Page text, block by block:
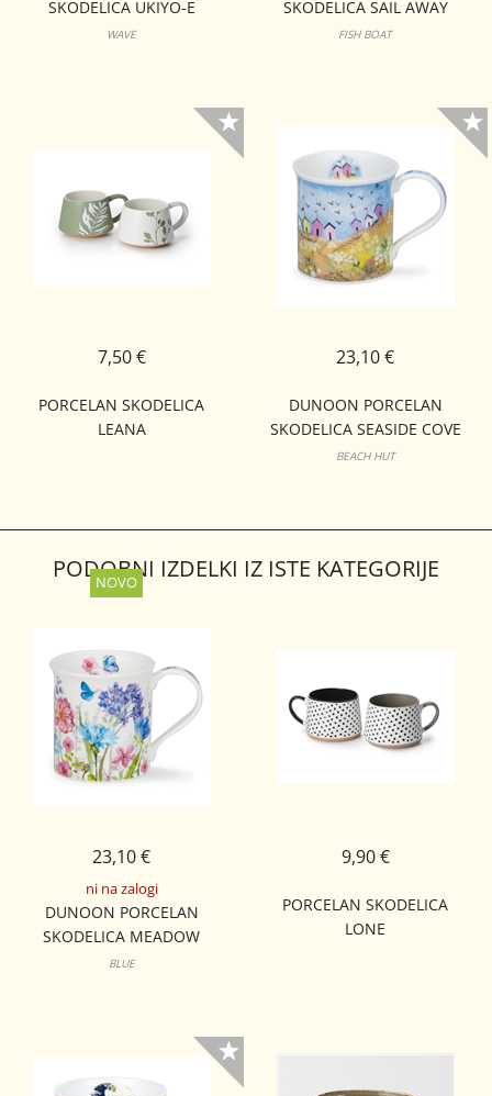
SKODELICA UKIYO-E
LOMOND
WAVE
SKODELICA SAIL AWAY
ORKNEY
FISH BOAT
PORCELAN SKODELICA
LEANA
7,50 €
DUNOON PORCELAN
SKODELICA SEASIDE COVE
BUTE
BEACH HUT
23,10 €
PODOBNI IZDELKI IZ ISTE KATEGORIJE
ni na zalogi
DUNOON PORCELAN
SKODELICA MEADOW
BREEZE BUTE
BLUE
23,10 €
PORCELAN SKODELICA
LONE
9,90 €